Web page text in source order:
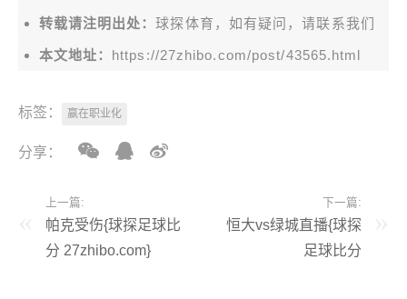
转载请注明出处：球探体育，如有疑问，请联系我们
本文地址： https://27zhibo.com/post/43565.html
标签： 赢在职业化
分享：
上一篇:
帕克受伤{球探足球比
分 27zhibo.com}
下一篇:
恒大vs绿城直播{球探
足球比分